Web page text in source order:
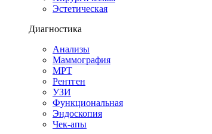
Эстетическая
Диагностика
Анализы
Маммография
МРТ
Рентген
УЗИ
Функциональная
Эндоскопия
Чек-апы